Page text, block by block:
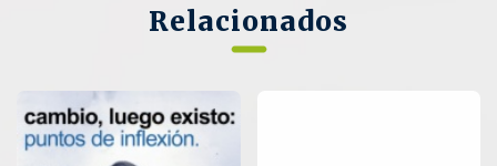
Relacionados